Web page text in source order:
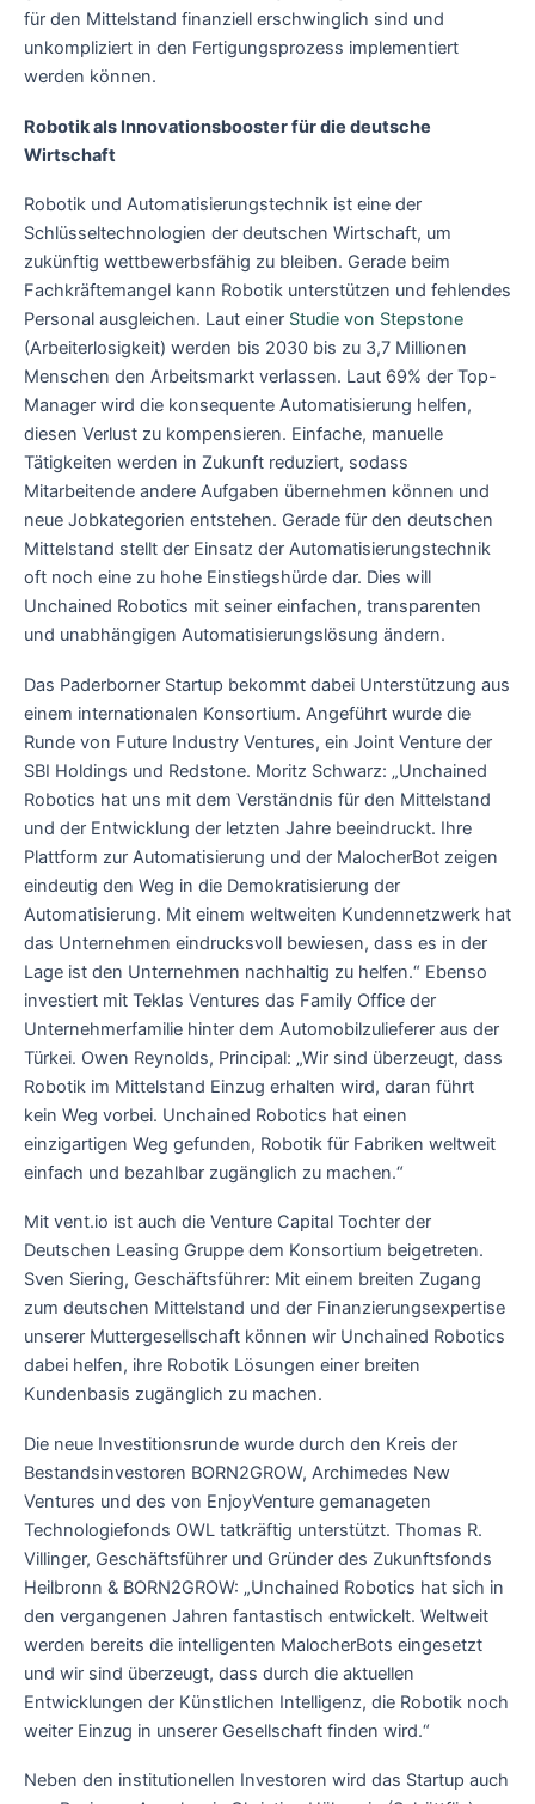
für den Mittelstand finanziell erschwinglich sind und
unkompliziert in den Fertigungsprozess implementiert
werden können.
Robotik als Innovationsbooster für die deutsche
Wirtschaft
Robotik und Automatisierungstechnik ist eine der
Schlüsseltechnologien der deutschen Wirtschaft, um
zukünftig wettbewerbsfähig zu bleiben. Gerade beim
Fachkräftemangel kann Robotik unterstützen und fehlendes
Personal ausgleichen. Laut einer Studie von Stepstone
(Arbeiterlosigkeit) werden bis 2030 bis zu 3,7 Millionen
Menschen den Arbeitsmarkt verlassen. Laut 69% der Top-
Manager wird die konsequente Automatisierung helfen,
diesen Verlust zu kompensieren. Einfache, manuelle
Tätigkeiten werden in Zukunft reduziert, sodass
Mitarbeitende andere Aufgaben übernehmen können und
neue Jobkategorien entstehen. Gerade für den deutschen
Mittelstand stellt der Einsatz der Automatisierungstechnik
oft noch eine zu hohe Einstiegshürde dar. Dies will
Unchained Robotics mit seiner einfachen, transparenten
und unabhängigen Automatisierungslösung ändern.
Das Paderborner Startup bekommt dabei Unterstützung aus
einem internationalen Konsortium. Angeführt wurde die
Runde von Future Industry Ventures, ein Joint Venture der
SBI Holdings und Redstone. Moritz Schwarz: „Unchained
Robotics hat uns mit dem Verständnis für den Mittelstand
und der Entwicklung der letzten Jahre beeindruckt. Ihre
Plattform zur Automatisierung und der MalocherBot zeigen
eindeutig den Weg in die Demokratisierung der
Automatisierung. Mit einem weltweiten Kundennetzwerk hat
das Unternehmen eindrucksvoll bewiesen, dass es in der
Lage ist den Unternehmen nachhaltig zu helfen.“ Ebenso
investiert mit Teklas Ventures das Family Office der
Unternehmerfamilie hinter dem Automobilzulieferer aus der
Türkei. Owen Reynolds, Principal: „Wir sind überzeugt, dass
Robotik im Mittelstand Einzug erhalten wird, daran führt
kein Weg vorbei. Unchained Robotics hat einen
einzigartigen Weg gefunden, Robotik für Fabriken weltweit
einfach und bezahlbar zugänglich zu machen.“
Mit vent.io ist auch die Venture Capital Tochter der
Deutschen Leasing Gruppe dem Konsortium beigetreten.
Sven Siering, Geschäftsführer: Mit einem breiten Zugang
zum deutschen Mittelstand und der Finanzierungsexpertise
unserer Muttergesellschaft können wir Unchained Robotics
dabei helfen, ihre Robotik Lösungen einer breiten
Kundenbasis zugänglich zu machen.
Die neue Investitionsrunde wurde durch den Kreis der
Bestandsinvestoren BORN2GROW, Archimedes New
Ventures und des von EnjoyVenture gemanageten
Technologiefonds OWL tatkräftig unterstützt. Thomas R.
Villinger, Geschäftsführer und Gründer des Zukunftsfonds
Heilbronn & BORN2GROW: „Unchained Robotics hat sich in
den vergangenen Jahren fantastisch entwickelt. Weltweit
werden bereits die intelligenten MalocherBots eingesetzt
und wir sind überzeugt, dass durch die aktuellen
Entwicklungen der Künstlichen Intelligenz, die Robotik noch
weiter Einzug in unserer Gesellschaft finden wird.“
Neben den institutionellen Investoren wird das Startup auch